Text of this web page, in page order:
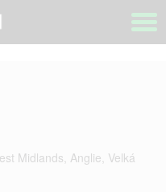
Midlands, Anglie, Velká